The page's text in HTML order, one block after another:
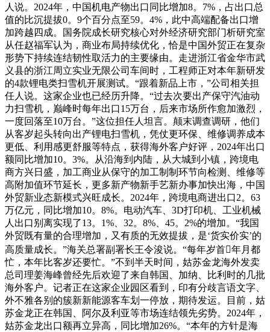
人说。2024年，中国机电产物出口同比增加8。7%，占出口总
值的比沉提拔0。9个百分点至59。4%，此中高端配备出口增
加跨越四成。国务院成长研究核心对外经济研究部门析研究室
从任赵福军认为，商业布局持续优化，恰是中国外贸正在复杂
形势下持续连结韧性取活力的主要缘由。走进浙江省金华市武
义县的浙江周立实业无限公司车间时，工程师正对本年新研发
的4款锂电类扫雪机开展测试。“跟着新品上市，”公司相关担
任人说。这家企业也已经历升降。“过去次要出产保守汽油动
力扫雪机，巅峰时每年出口15万台，后来市场所作愈加激烈，
一度回落至10万台。”这位担任人坦言。颠末调查调研，他们
从客岁起头转向出产锂电扫雪机，凭仗更环保、维修调养成本
更低、利用感更舒服等特点，获得海外客户好评，2024年出口
额同比增加10。3%。从沿海到内陆，从大城到小镇，跨境电
商方兴日盛，加工商业从保守的加工制制环节向检测、维修等
高附加值环节延长，更多新产物新手艺新办事加快出海，中国
外贸新业态新模式兴旺成长。2024年，跨境电商进出口2。63
万亿元，同比增加10。8%。电动汽车、3D打印机、工业机械
人出口别离实现了13。1%、32。8%、45。2%的增加。“我国
外贸既有量的合理增加，又有质的无效提拔，是‘货实价实’的
高质量成长。”海关总署副署长王令浚说。“每年岁首年月都
忙，本年比客岁还要忙。”不到半天时间，姑苏金龙海外发卖
总司理姜海峰曾经先后欢迎了来自韩国、加纳、比利时的几批
海外客户。记者正在这家企业园区看到，印有分歧言语文字、
外不雅各别的簇新新能源客车划一停放，期待发运。目前，姑
苏金龙正在韩国、阿尔及利亚等市场连结领先劣势。2024年，
姑苏金龙出口额再立异高，同比增加26%。“本年的方针是海